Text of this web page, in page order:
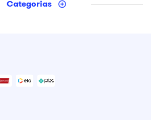
Categorias